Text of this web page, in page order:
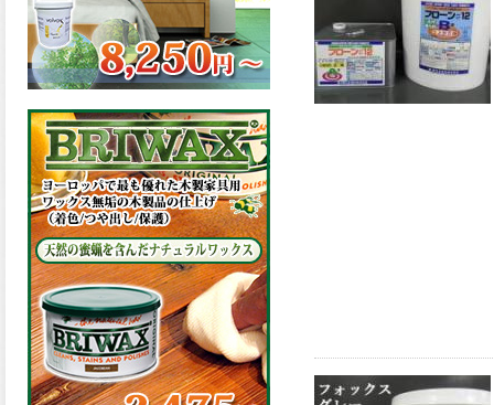
ルシールド層でガードするこ
とにより、ラジカルの発生を
抑制、エスケープレミアムル
ーフSiが新しく販売開始致し
ました。ご購入はこちらか
ら。
2026.03.11
緻密で強靭な無機系塗膜と、
汚れを降雨で洗い流す親水性
の表面効果により優れた低汚
染性を発揮、エスケープレミ
アム無機ルーフが新しく販売
開始致しました。ご購入はこ
ちらから。
2026.03.09
ハケ塗りでの伸びが良く作業
性と仕上がりに優れた合成樹
脂調合ペイント、SDホルスF4